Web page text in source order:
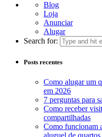
Blog
Loja
Anunciar
Alugar
Search for:
Posts recentes
Como alugar um
em 2026
7 perguntas para
Como receber
compartilhadas
Como funcionam
aluguel de quartos